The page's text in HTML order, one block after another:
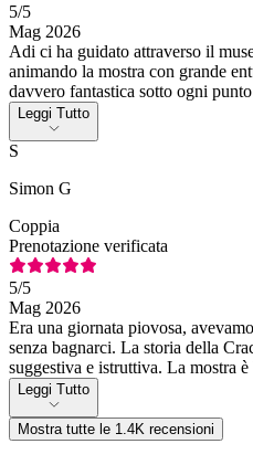
5/5
Mag 2026
Adi ci ha guidato attraverso il
animando la mostra con grande
davvero fantastica sotto ogni
Leggi Tutto
S
Simon G
Coppia
Prenotazione verificata
5/5
Mag 2026
Era una giornata piovosa,
senza bagnarci. La storia della
suggestiva e istruttiva. La mostra
Leggi Tutto
Mostra tutte le 1.4K recensioni